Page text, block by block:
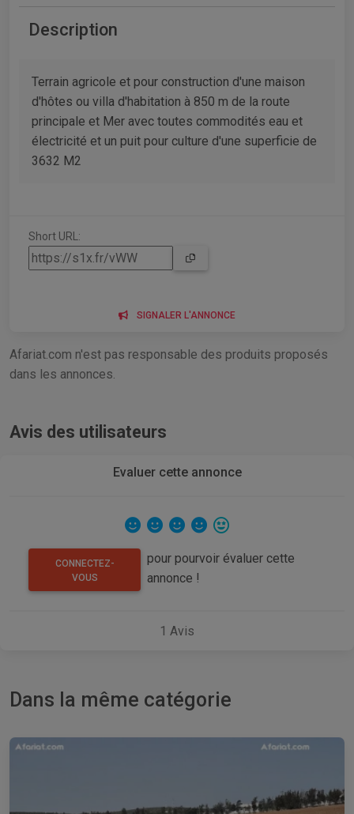
Description
Terrain agricole et pour construction d'une maison
d'hôtes ou villa d'habitation à 850 m de la route
principale et Mer avec toutes commodités eau et
électricité et un puit pour culture d'une superficie de
3632 M2
Short URL:
SIGNALER L'ANNONCE
Afariat.com n'est pas responsable des produits proposés
dans les annonces.
Avis des utilisateurs
Evaluer cette annonce
CONNECTEZ-
VOUS
pour pourvoir évaluer cette
annonce !
1 Avis
Dans la même catégorie